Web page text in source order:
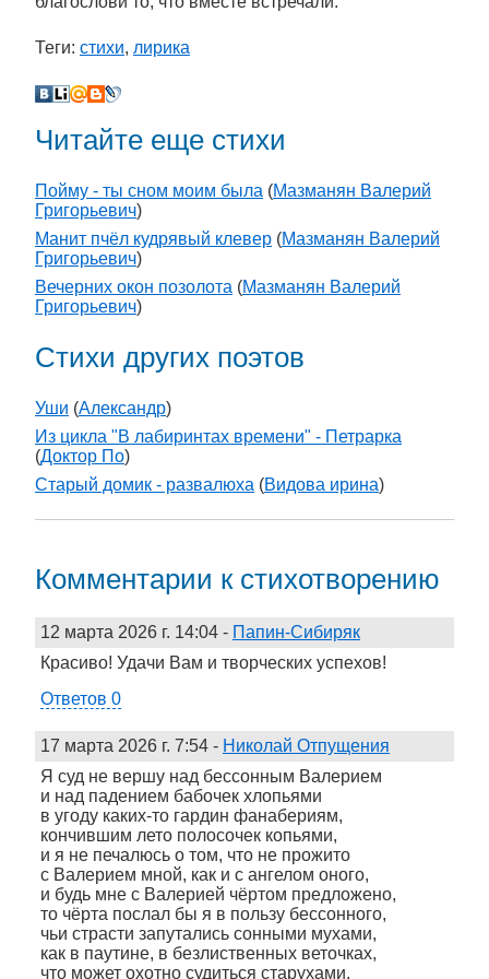
Теги: стихи, лирика
Читайте еще стихи
Пойму - ты сном моим была (Мазманян Валерий
Григорьевич)
Манит пчёл кудрявый клевер (Мазманян Валерий
Григорьевич)
Вечерних окон позолота (Мазманян Валерий
Григорьевич)
Стихи других поэтов
Уши (Александр)
Из цикла "В лабиринтах времени" - Петрарка
(Доктор По)
Старый домик - развалюха (Видова ирина)
Комментарии к стихотворению
12 марта 2026 г. 14:04 - Папин-Сибиряк
Красиво! Удачи Вам и творческих успехов!
Ответов 0
17 марта 2026 г. 7:54 - Николай Отпущения
Я суд не вершу над бессонным Валерием
и над падением бабочек хлопьями
в угоду каких-то гардин фанабериям,
кончившим лето полосочек копьями,
и я не печалюсь о том, что не прожито
с Валерием мной, как и с ангелом оного,
и будь мне с Валерией чёртом предложено,
то чёрта послал бы я в пользу бессонного,
чьи страсти запутались сонными мухами,
как в паутине, в безлиственных веточках,
что может охотно судиться старухами,